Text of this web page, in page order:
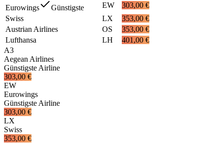
Eurowings Günstigste EW
303,00 €
Swiss
LX
353,00 €
Austrian Airlines
OS
353,00 €
Lufthansa
LH
401,00 €
A3
Aegean Airlines
Günstigste Airline
303,00 €
EW
Eurowings
Günstigste Airline
303,00 €
LX
Swiss
353,00 €